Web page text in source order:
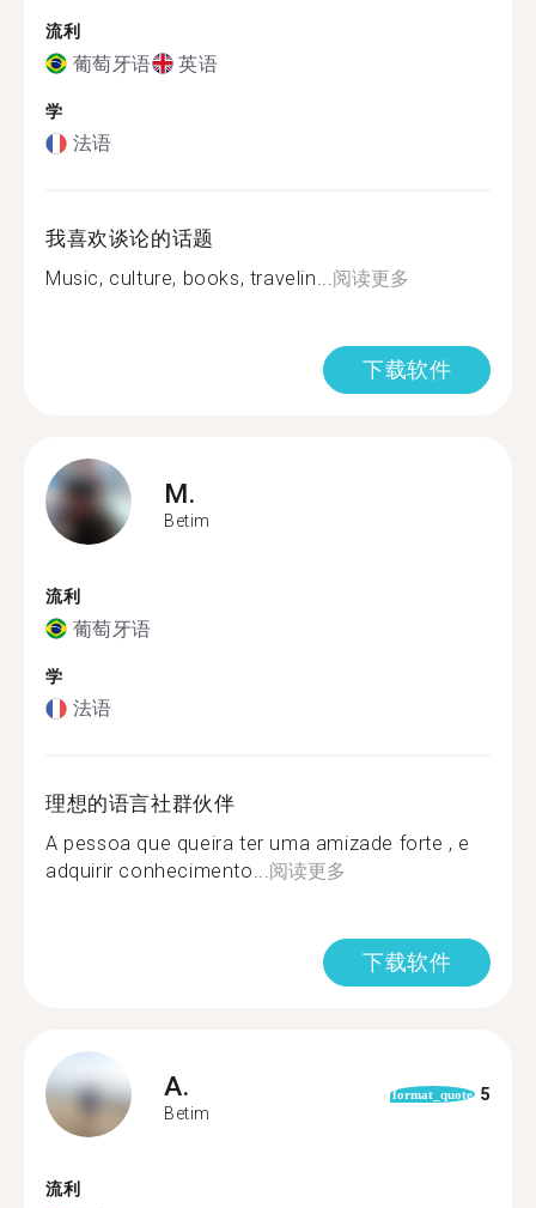
流利
葡萄牙语 英语
学
法语
我喜欢谈论的话题
Music, culture, books, travelin...阅读更多
下载软件
M.
Betim
流利
葡萄牙语
学
法语
理想的语言社群伙伴
A pessoa que queira ter uma amizade forte , e
adquirir conhecimento...阅读更多
下载软件
A.
Betim
format_quote 5
流利